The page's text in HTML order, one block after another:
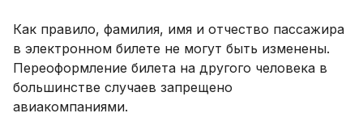
Как правило, фамилия, имя и отчество пассажира
в электронном билете не могут быть изменены.
Переоформление билета на другого человека в
большинстве случаев запрещено
авиакомпаниями.